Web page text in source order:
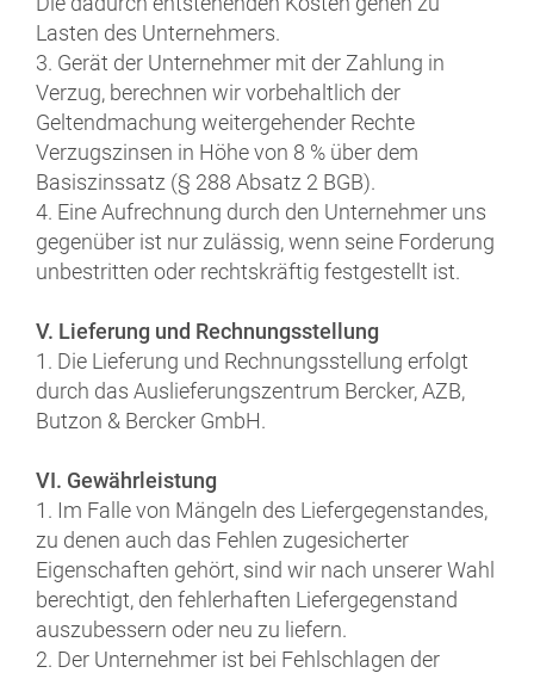
Lasten des Unternehmers.
3. Gerät der Unternehmer mit der Zahlung in
Verzug, berechnen wir vorbehaltlich der
Geltendmachung weitergehender Rechte
Verzugszinsen in Höhe von 8 % über dem
Basiszinssatz (§ 288 Absatz 2 BGB).
4. Eine Aufrechnung durch den Unternehmer uns
gegenüber ist nur zulässig, wenn seine Forderung
unbestritten oder rechtskräftig festgestellt ist.
V. Lieferung und Rechnungsstellung
1. Die Lieferung und Rechnungsstellung erfolgt
durch das Auslieferungszentrum Bercker, AZB,
Butzon & Bercker GmbH.
VI. Gewährleistung
1. Im Falle von Mängeln des Liefergegenstandes,
zu denen auch das Fehlen zugesicherter
Eigenschaften gehört, sind wir nach unserer Wahl
berechtigt, den fehlerhaften Liefergegenstand
auszubessern oder neu zu liefern.
2. Der Unternehmer ist bei Fehlschlagen der